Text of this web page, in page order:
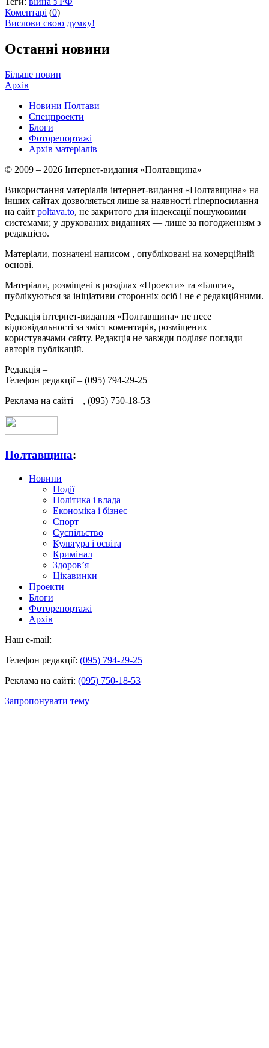
Коментарі (0)
Вислови свою думку!
Останні новини
Більше новин
Архів
Новини Полтави
Спецпроекти
Блоги
Фоторепортажі
Архів матеріалів
© 2009 – 2026 Інтернет-видання «Полтавщина»
Використання матеріалів інтернет-видання «Полтавщина» на
інших сайтах дозволяється лише за наявності гіперпосилання
на сайт poltava.to, не закритого для індексації пошуковими
системами; у друкованих виданнях — лише за погодженням з
редакцією.
Матеріали, позначені написом , опубліковані на комерційній
основі.
Матеріали, розміщені в розділах «Проекти» та «Блоги»,
публікуються за ініціативи сторонніх осіб і не є редакційними.
Редакція інтернет-видання «Полтавщина» не несе
відповідальності за зміст коментарів, розміщених
користувачами сайту. Редакція не завжди поділяє погляди
авторів публікацій.
Редакція –
Телефон редакції – (095) 794-29-25
Реклама на сайті – , (095) 750-18-53
Полтавщина:
Новини
Події
Політика і влада
Економіка і бізнес
Спорт
Суспільство
Культура і освіта
Кримінал
Здоров’я
Цікавинки
Проекти
Блоги
Фоторепортажі
Архів
Наш e-mail:
Телефон редакції: (095) 794-29-25
Реклама на сайті: (095) 750-18-53
Запропонувати тему